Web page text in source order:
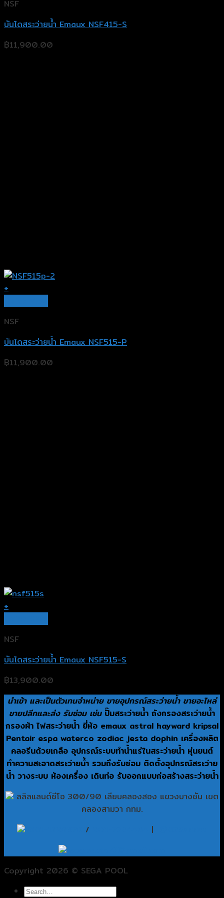
NSF
บันไดสระว่ายน้ำ Emaux NSF415-S
฿11,900.00
+
NSF
บันไดสระว่ายน้ำ Emaux NSF515-P
฿11,900.00
+
NSF
บันไดสระว่ายน้ำ Emaux NSF515-S
฿13,900.00
นำเข้า และเป็นตัวเทนจำหน่าย ขายอุปกรณ์สระว่ายน้ำ ขายอะไหล่
ขายปลีกและส่ง รับซ่อม เช่น ปั๊มสระว่ายน้ำ ถังกรองสระว่ายน้ำ
กรองผ้า ไฟสระว่ายน้ำ ยี่ห้อ emaux astral hayward kripsal
Pentair espa waterco zodiac jesta dophin เครื่องผลิต
คลอรีนด้วยเกลือ อุปกรณ์ระบบทำน้ำแร่ในสระว่ายน้ำ หุ่นยนต์
ทำความสะอาดสระว่ายน้ำ รวมถึงรับซ่อม ติดตั้งอุปกรณ์สระว่าย
น้ำ วางระบบ ห้องเครื่อง เดินท่อ รับออกแบบก่อสร้างสระว่ายน้ำ
ลลิลแลนด์ซีโอ 300/90 เลียบคลองสอง แขวงบางชัน เขต
คลองสามวา กทม.
/ |
Copyright 2026 © SEGA POOL